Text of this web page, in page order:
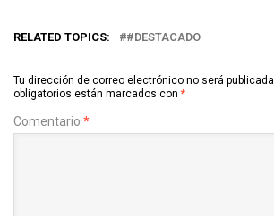
RELATED TOPICS: #DESTACADO
Tu dirección de correo electrónico no será publicada.
obligatorios están marcados con *
Comentario *